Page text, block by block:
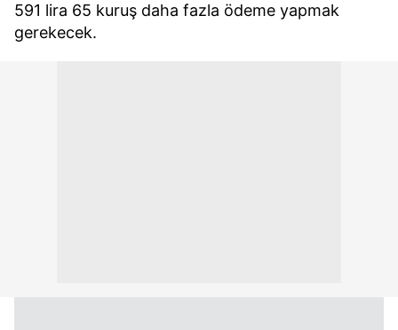
591 lira 65 kuruş daha fazla ödeme yapmak
gerekecek.